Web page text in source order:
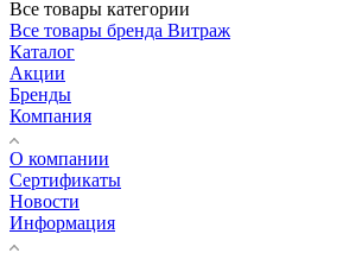
Все товары категории
Все товары бренда Витраж
Каталог
Акции
Бренды
Компания
О компании
Сертификаты
Новости
Информация